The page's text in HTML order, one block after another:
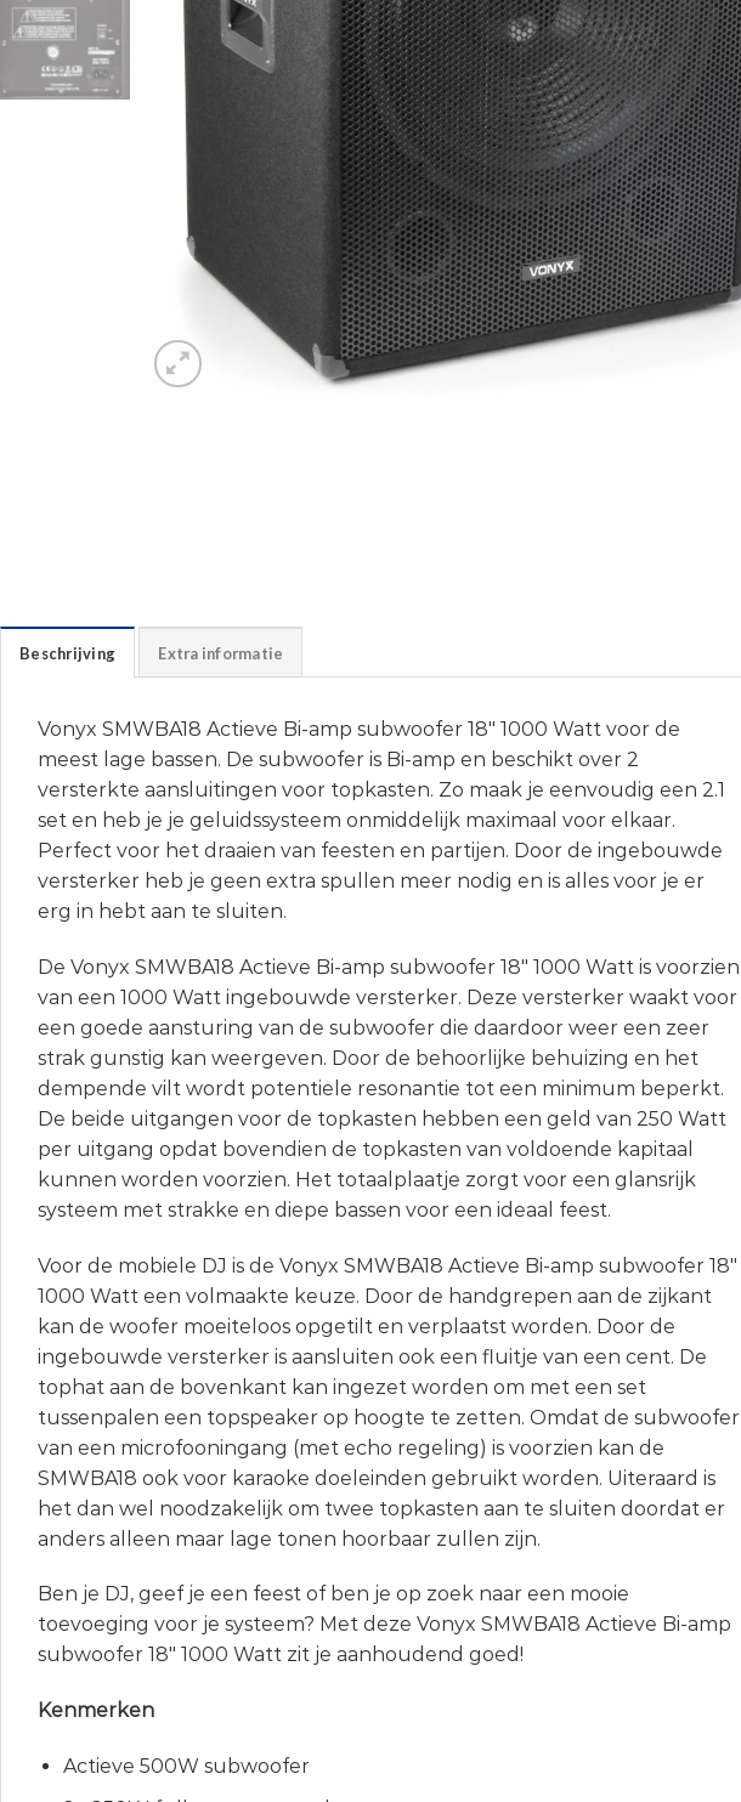
Beschrijving Extra informatie
Vonyx SMWBA18 Actieve Bi-amp subwoofer 18″ 1000 Watt voor de
meest lage bassen. De subwoofer is Bi-amp en beschikt over 2
versterkte aansluitingen voor topkasten. Zo maak je eenvoudig een 2.1
set en heb je je geluidssysteem onmiddelijk maximaal voor elkaar.
Perfect voor het draaien van feesten en partijen. Door de ingebouwde
versterker heb je geen extra spullen meer nodig en is alles voor je er
erg in hebt aan te sluiten.
De Vonyx SMWBA18 Actieve Bi-amp subwoofer 18″ 1000 Watt is voorzien
van een 1000 Watt ingebouwde versterker. Deze versterker waakt voor
een goede aansturing van de subwoofer die daardoor weer een zeer
strak gunstig kan weergeven. Door de behoorlijke behuizing en het
dempende vilt wordt potentiele resonantie tot een minimum beperkt.
De beide uitgangen voor de topkasten hebben een geld van 250 Watt
per uitgang opdat bovendien de topkasten van voldoende kapitaal
kunnen worden voorzien. Het totaalplaatje zorgt voor een glansrijk
systeem met strakke en diepe bassen voor een ideaal feest.
Voor de mobiele DJ is de Vonyx SMWBA18 Actieve Bi-amp subwoofer 18″
1000 Watt een volmaakte keuze. Door de handgrepen aan de zijkant
kan de woofer moeiteloos opgetilt en verplaatst worden. Door de
ingebouwde versterker is aansluiten ook een fluitje van een cent. De
tophat aan de bovenkant kan ingezet worden om met een set
tussenpalen een topspeaker op hoogte te zetten. Omdat de subwoofer
van een microfooningang (met echo regeling) is voorzien kan de
SMWBA18 ook voor karaoke doeleinden gebruikt worden. Uiteraard is
het dan wel noodzakelijk om twee topkasten aan te sluiten doordat er
anders alleen maar lage tonen hoorbaar zullen zijn.
Ben je DJ, geef je een feest of ben je op zoek naar een mooie
toevoeging voor je systeem? Met deze Vonyx SMWBA18 Actieve Bi-amp
subwoofer 18″ 1000 Watt zit je aanhoudend goed!
Kenmerken
Actieve 500W subwoofer